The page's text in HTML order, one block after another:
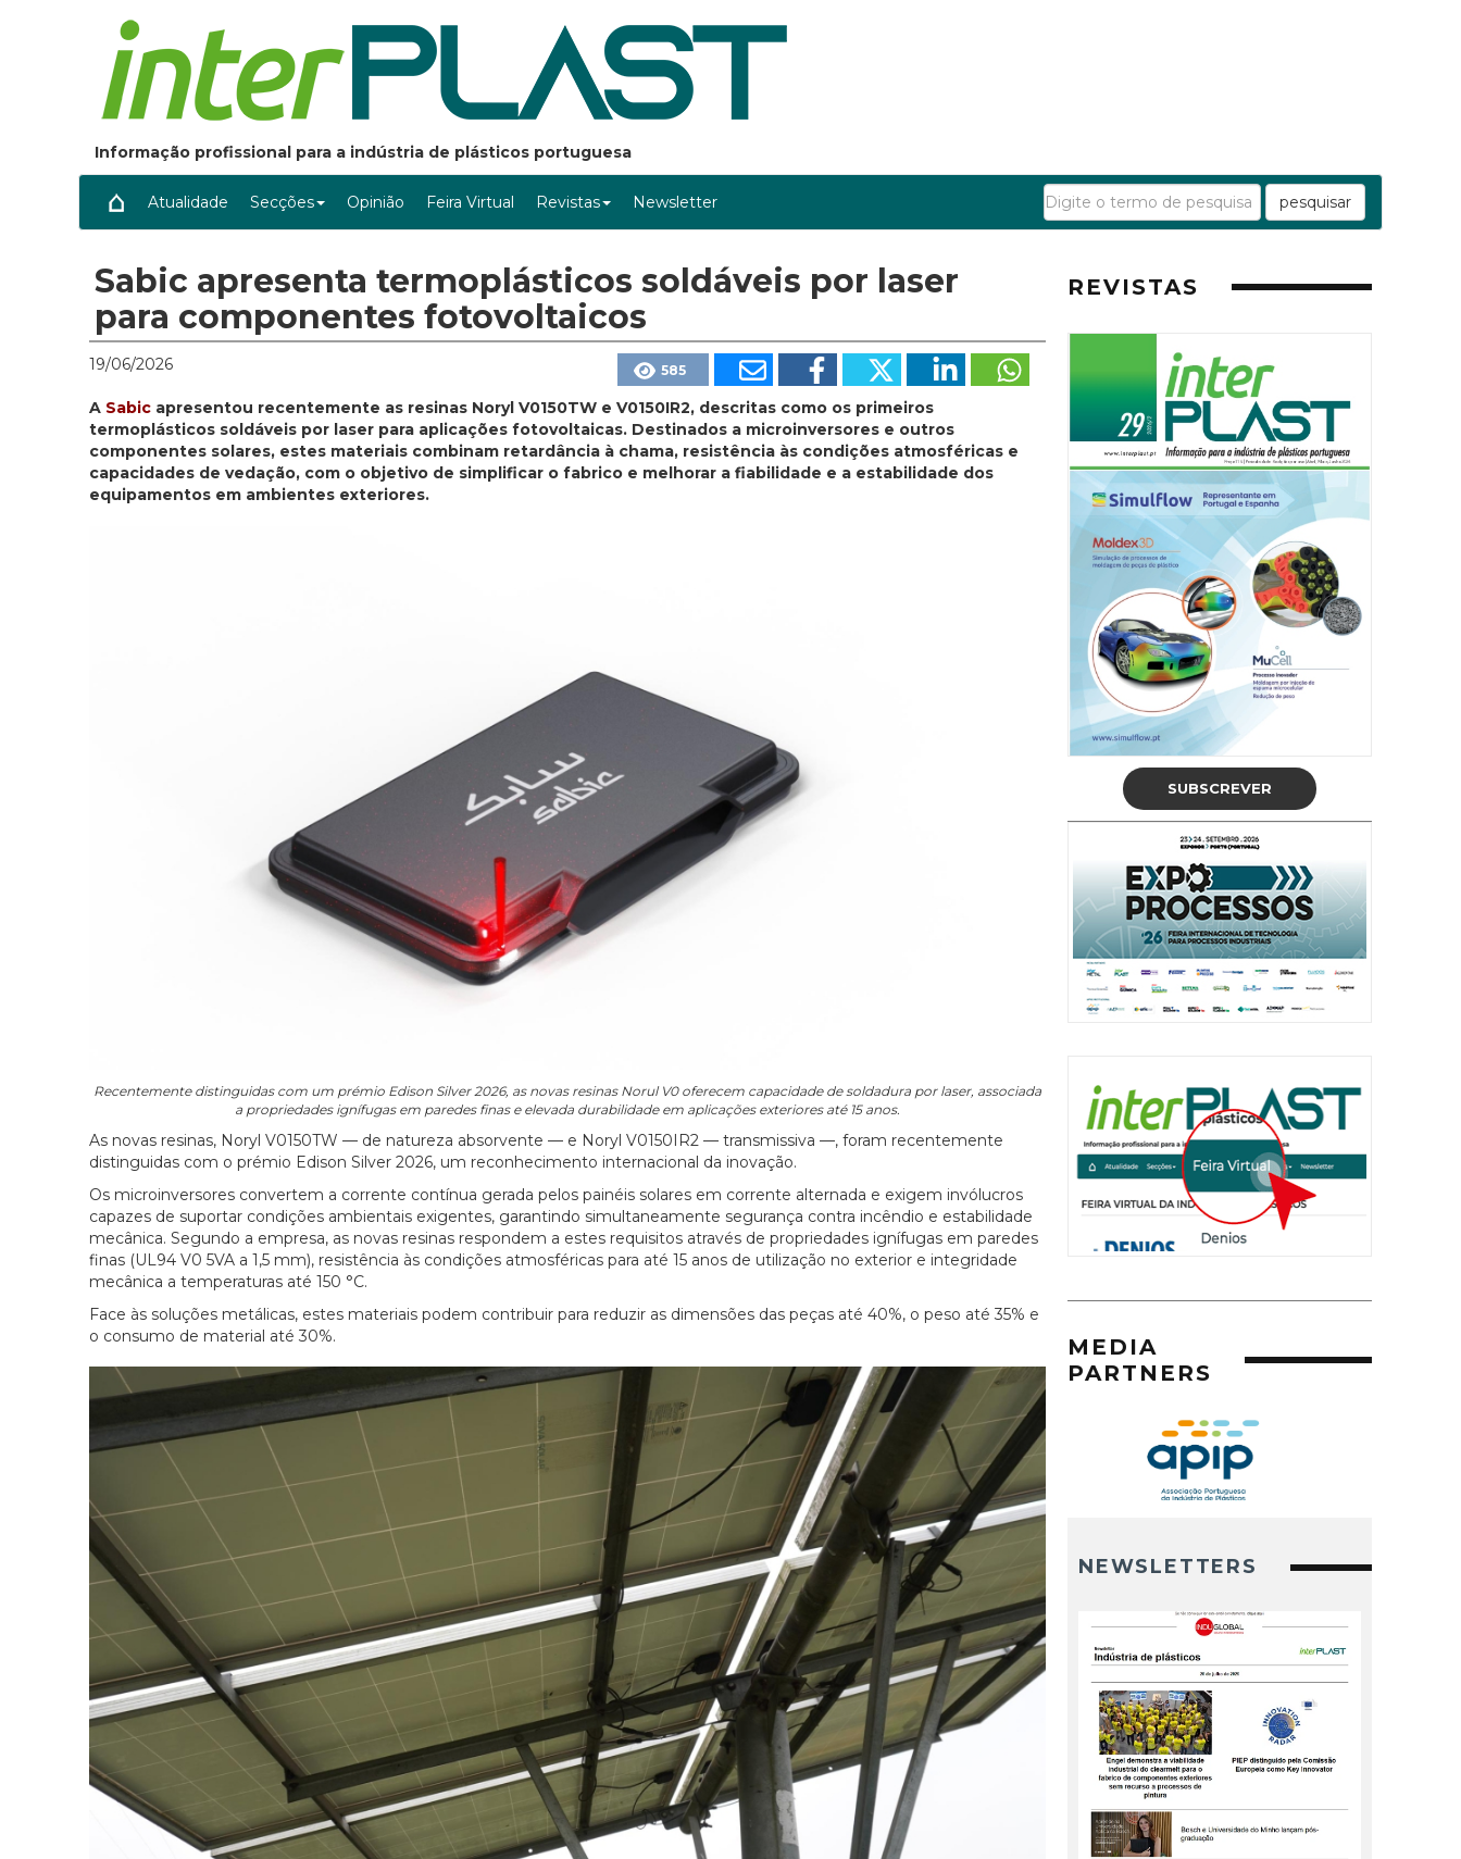
Informação profissional para a indústria de plásticos portuguesa
Atualidade Secções Opinião Feira Virtual Revistas Newsletter pesquisar
Sabic apresenta termoplásticos soldáveis por laser
para componentes fotovoltaicos
19/06/2026 585
A Sabic apresentou recentemente as resinas Noryl V0150TW e V0150IR2, descritas como os primeiros
termoplásticos soldáveis por laser para aplicações fotovoltaicas. Destinados a microinversores e outros
componentes solares, estes materiais combinam retardância à chama, resistência às condições atmosféricas e
capacidades de vedação, com o objetivo de simplificar o fabrico e melhorar a fiabilidade e a estabilidade dos
equipamentos em ambientes exteriores.
Recentemente distinguidas com um prémio Edison Silver 2026, as novas resinas Norul V0 oferecem capacidade de soldadura por laser, associada
a propriedades ignífugas em paredes finas e elevada durabilidade em aplicações exteriores até 15 anos.
As novas resinas, Noryl V0150TW — de natureza absorvente — e Noryl V0150IR2 — transmissiva —, foram recentemente
distinguidas com o prémio Edison Silver 2026, um reconhecimento internacional da inovação.
Os microinversores convertem a corrente contínua gerada pelos painéis solares em corrente alternada e exigem invólucros
capazes de suportar condições ambientais exigentes, garantindo simultaneamente segurança contra incêndio e estabilidade
mecânica. Segundo a empresa, as novas resinas respondem a estes requisitos através de propriedades ignífugas em paredes
finas (UL94 V0 5VA a 1,5 mm), resistência às condições atmosféricas para até 15 anos de utilização no exterior e integridade
mecânica a temperaturas até 150 °C.
Face às soluções metálicas, estes materiais podem contribuir para reduzir as dimensões das peças até 40%, o peso até 35% e
o consumo de material até 30%.
REVISTAS
SUBSCREVER
MEDIA
PARTNERS
NEWSLETTERS